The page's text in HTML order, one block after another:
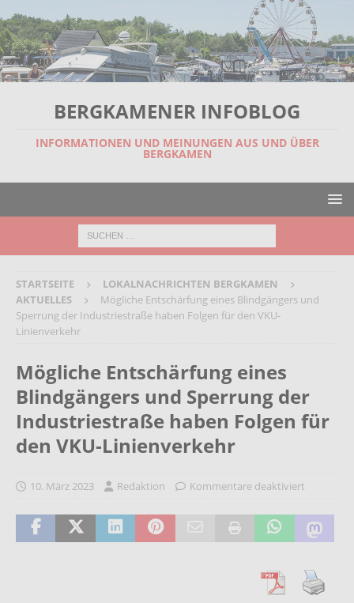
BERGKAMENER INFOBLOG
INFORMATIONEN UND MEINUNGEN AUS UND ÜBER
BERGKAMEN
STARTSEITE
LOKALNACHRICHTEN BERGKAMEN
AKTUELLES
Mögliche Entschärfung eines Blindgängers und
Sperrung der Industriestraße haben Folgen für den VKU-
Linienverkehr
Mögliche Entschärfung eines
Blindgängers und Sperrung der
Industriestraße haben Folgen für
den VKU-Linienverkehr
10. März 2023 Redaktion Kommentare deaktiviert